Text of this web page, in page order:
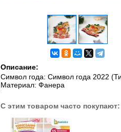
Описание:
Символ года: Символ года 2022
Материал: Фанера
С этим товаром часто покупают: